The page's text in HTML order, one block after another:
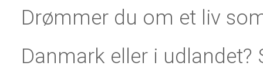
Drømmer du om et liv
Danmark eller i